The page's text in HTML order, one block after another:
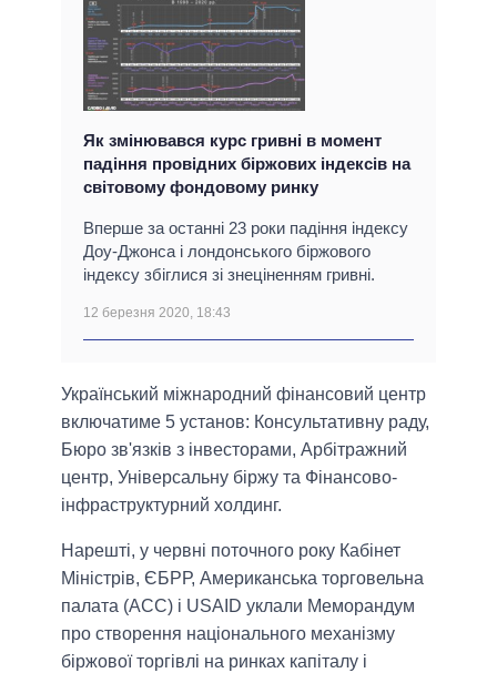
Як змінювався курс гривні в момент
падіння провідних біржових індексів на
світовому фондовому ринку
Вперше за останні 23 роки падіння індексу
Доу-Джонса і лондонського біржового
індексу збіглися зі знеціненням гривні.
12 березня 2020, 18:43
Український міжнародний фінансовий центр
включатиме 5 установ: Консультативну раду,
Бюро зв'язків з інвесторами, Арбітражний
центр, Універсальну біржу та Фінансово-
інфраструктурний холдинг.
Нарешті, у червні поточного року Кабінет
Міністрів, ЄБРР, Американська торговельна
палата (ACC) і USAID уклали Меморандум
про створення національного механізму
біржової торгівлі на ринках капіталу і